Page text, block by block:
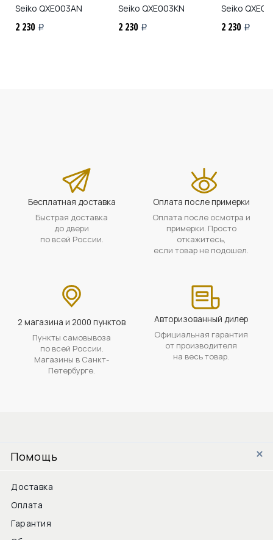
Seiko QXE003AN
2 230 i
Seiko QXE003KN
2 230 i
Seiko
2 230 i
Бесплатная доставка
Быстрая доставка
до двери
по всей России.
Оплата после примерки
Оплата после осмотра и
примерки. Просто
откажитесь,
если товар не подошел.
2 магазина и 2000 пунктов
Пункты самовывоза
по всей России.
Магазины в Санкт-
Петербурге.
Авторизованный дилер
Официальная гарантия
от производителя
на весь товар.
Помощь
Доставка
Оплата
Гарантия